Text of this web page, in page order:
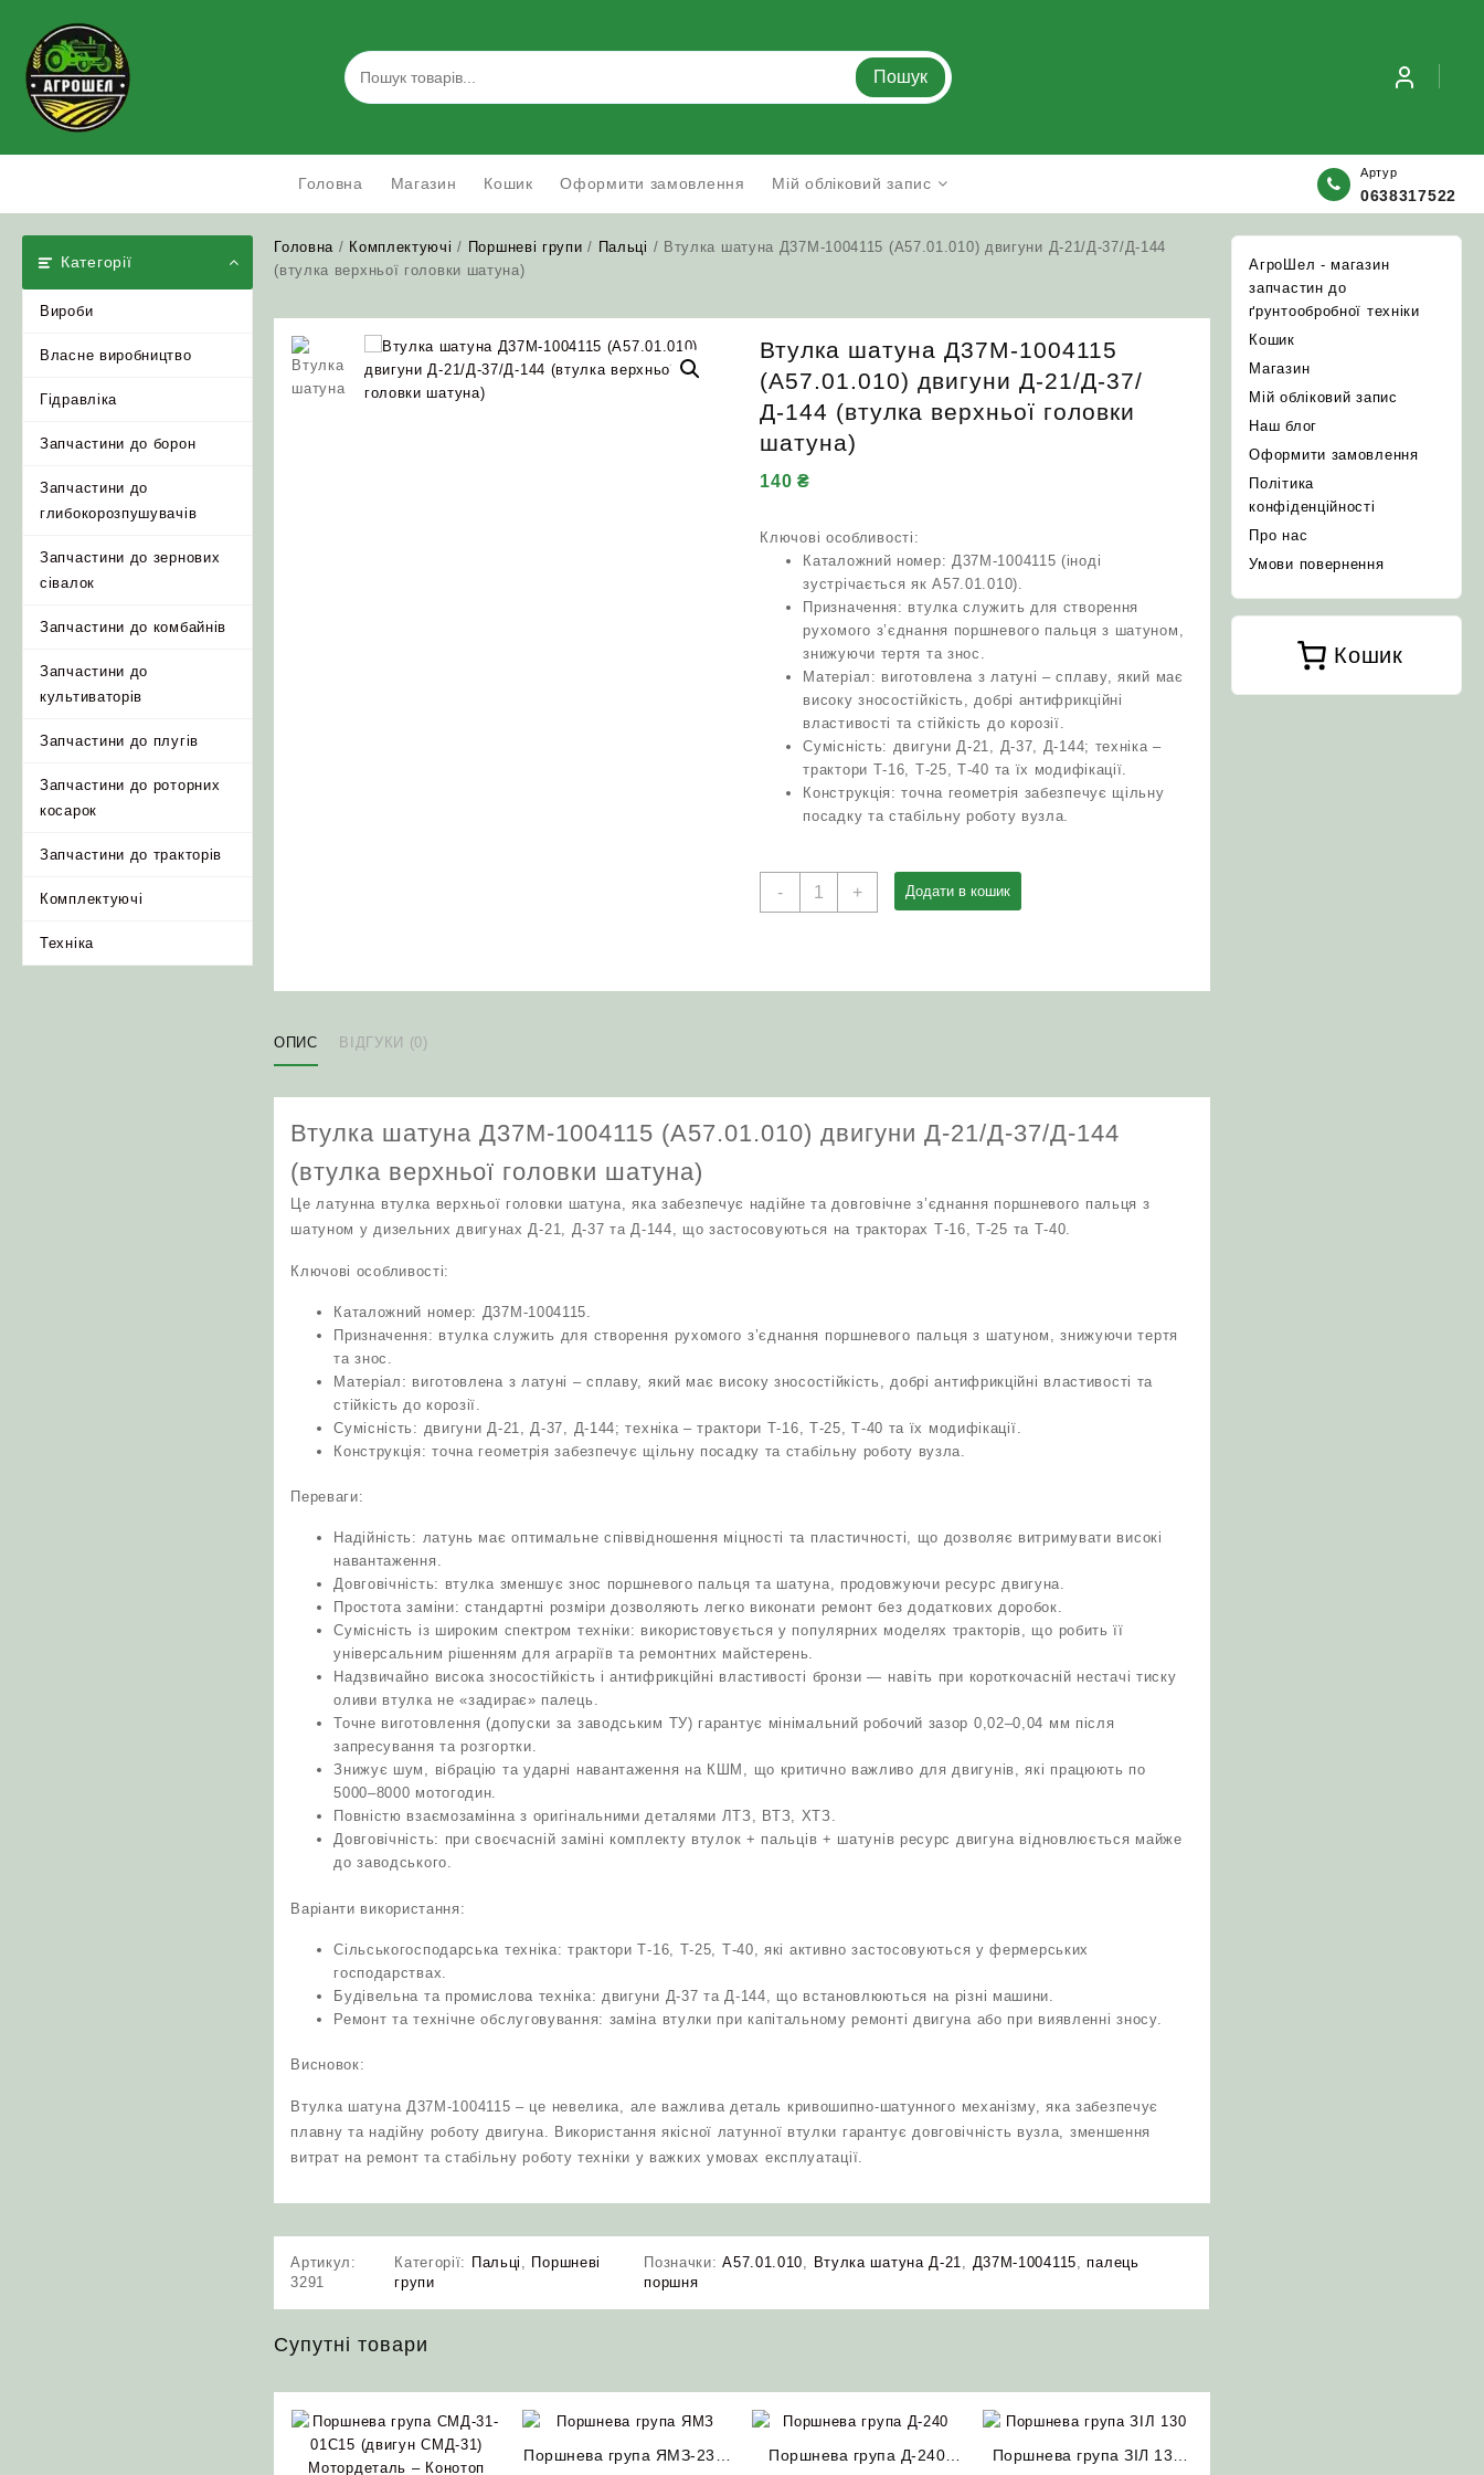
content
Пошук
Головна Магазин Кошик Оформити замовлення Мій обліковий запис
Артур
0638317522
Категорії
Вироби
Власне виробництво
Гідравліка
Запчастини до борон
Запчастини до
глибокорозпушувачів
Запчастини до зернових
сівалок
Запчастини до комбайнів
Запчастини до
культиваторів
Запчастини до плугів
Запчастини до роторних
косарок
Запчастини до тракторів
Комплектуючі
Техніка
Головна / Комплектуючі / Поршневі групи / Пальці / Втулка шатуна Д37М-1004115 (А57.01.010) двигуни Д-21/Д-37/Д-144
(втулка верхньої головки шатуна)
Втулка шатуна Д37М-1004115
(А57.01.010) двигуни Д-21/Д-37/
Д-144 (втулка верхньої головки
шатуна)
140₴
Ключові особливості:
Каталожний номер: Д37М-1004115 (іноді
зустрічається як А57.01.010).
Призначення: втулка служить для створення
рухомого з’єднання поршневого пальця з шатуном,
знижуючи тертя та знос.
Матеріал: виготовлена з латуні – сплаву, який має
високу зносостійкість, добрі антифрикційні
властивості та стійкість до корозії.
Сумісність: двигуни Д-21, Д-37, Д-144; техніка –
трактори Т-16, Т-25, Т-40 та їх модифікації.
Конструкція: точна геометрія забезпечує щільну
посадку та стабільну роботу вузла.
-
Втулка
шатуна)
+ Додати в кошик
ОПИС ВІДГУКИ (0)
Втулка шатуна Д37М-1004115 (А57.01.010) двигуни Д-21/Д-37/Д-144
(втулка верхньої головки шатуна)
Це латунна втулка верхньої головки шатуна, яка забезпечує надійне та довговічне з’єднання поршневого пальця з
шатуном у дизельних двигунах Д-21, Д-37 та Д-144, що застосовуються на тракторах Т-16, Т-25 та Т-40.
Ключові особливості:
Каталожний номер: Д37М-1004115.
Призначення: втулка служить для створення рухомого з’єднання поршневого пальця з шатуном, знижуючи тертя
та знос.
Матеріал: виготовлена з латуні – сплаву, який має високу зносостійкість, добрі антифрикційні властивості та
стійкість до корозії.
Сумісність: двигуни Д-21, Д-37, Д-144; техніка – трактори Т-16, Т-25, Т-40 та їх модифікації.
Конструкція: точна геометрія забезпечує щільну посадку та стабільну роботу вузла.
Переваги:
Надійність: латунь має оптимальне співвідношення міцності та пластичності, що дозволяє витримувати високі
навантаження.
Довговічність: втулка зменшує знос поршневого пальця та шатуна, продовжуючи ресурс двигуна.
Простота заміни: стандартні розміри дозволяють легко виконати ремонт без додаткових доробок.
Сумісність із широким спектром техніки: використовується у популярних моделях тракторів, що робить її
універсальним рішенням для аграріїв та ремонтних майстерень.
Надзвичайно висока зносостійкість і антифрикційні властивості бронзи — навіть при короткочасній нестачі тиску
оливи втулка не «задирає» палець.
Точне виготовлення (допуски за заводським ТУ) гарантує мінімальний робочий зазор 0,02–0,04 мм після
запресування та розгортки.
Знижує шум, вібрацію та ударні навантаження на КШМ, що критично важливо для двигунів, які працюють по
5000–8000 мотогодин.
Повністю взаємозамінна з оригінальними деталями ЛТЗ, ВТЗ, ХТЗ.
Довговічність: при своєчасній заміні комплекту втулок + пальців + шатунів ресурс двигуна відновлюється майже
до заводського.
Варіанти використання:
Сільськогосподарська техніка: трактори Т-16, Т-25, Т-40, які активно застосовуються у фермерських
господарствах.
Будівельна та промислова техніка: двигуни Д-37 та Д-144, що встановлюються на різні машини.
Ремонт та технічне обслуговування: заміна втулки при капітальному ремонті двигуна або при виявленні зносу.
Висновок:
Втулка шатуна Д37М-1004115 – це невелика, але важлива деталь кривошипно-шатунного механізму, яка забезпечує
плавну та надійну роботу двигуна. Використання якісної латунної втулки гарантує довговічність вузла, зменшення
витрат на ремонт та стабільну роботу техніки у важких умовах експлуатації.
Артикул:
3291
Категорії: Пальці , Поршневі
групи
Позначки:А57.01.010, Втулка шатуна Д-21, Д37М-1004115,палець
поршня
Супутні товари
Поршнева група ЯМЗ-236/
Поршнева група Д-240
Поршнева група ЗІЛ 130
АгроШел - магазин
запчастин до
ґрунтообробної техніки
Кошик
Магазин
Мій обліковий запис
Наш блог
Оформити замовлення
Політика
конфіденційності
Про нас
Умови повернення
Кошик